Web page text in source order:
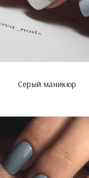
Серый маникюр